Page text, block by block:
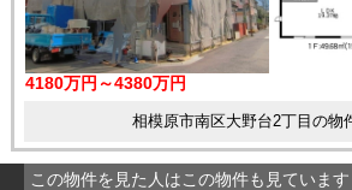
4180万円～4380万円
相模原市南区大野台2丁目の物
この物件を見た人はこの物件も見ています